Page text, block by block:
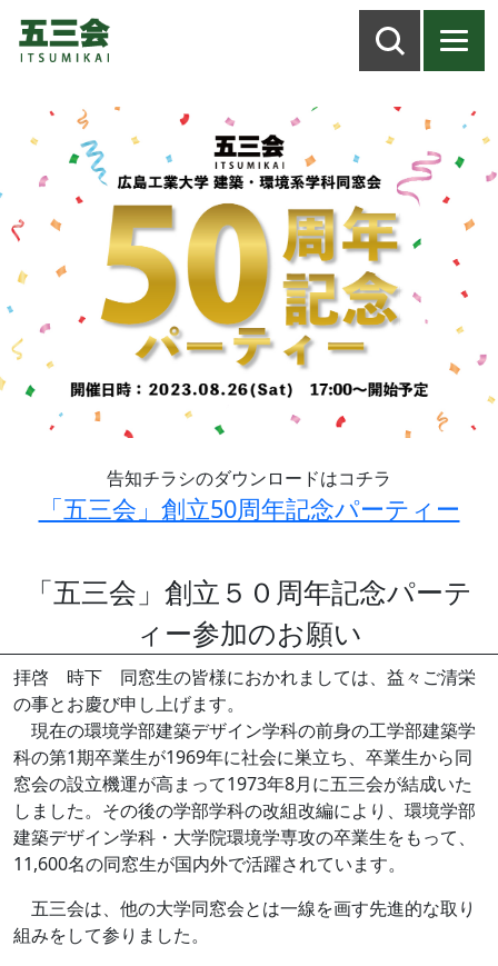
告知チラシのダウンロードはコチラ
「五三会」創立50周年記念パーティー
「五三会」創立５０周年記念パーテ
ィー参加のお願い
拝啓 時下 同窓生の皆様におかれましては、益々ご清栄
の事とお慶び申し上げます。
現在の環境学部建築デザイン学科の前身の工学部建築学
科の第1期卒業生が1969年に社会に巣立ち、卒業生から同
窓会の設立機運が高まって1973年8月に五三会が結成いた
しました。その後の学部学科の改組改編により、環境学部
建築デザイン学科・大学院環境学専攻の卒業生をもって、
11,600名の同窓生が国内外で活躍されています。
五三会は、他の大学同窓会とは一線を画す先進的な取り
組みをして参りました。